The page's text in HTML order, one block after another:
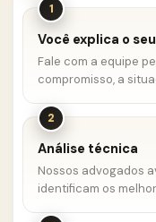
1
Você explica o
Fale com a equipe
compromisso, a
2
Análise técnica
Nossos advogados
identificam os